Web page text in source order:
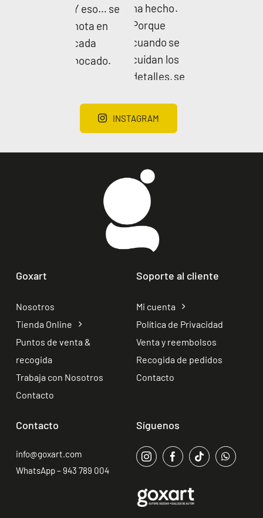
INSTAGRAM
Goxart
Nosotros
Tienda Online
Puntos de venta &
recogida
Trabaja con Nosotros
Contacto
Soporte al cliente
Mi cuenta
Política de Privacidad
Venta y reembolsos
Recogida de pedidos
Contacto
Contacto
info@goxart.com
WhatsApp – 943 789 004
Síguenos